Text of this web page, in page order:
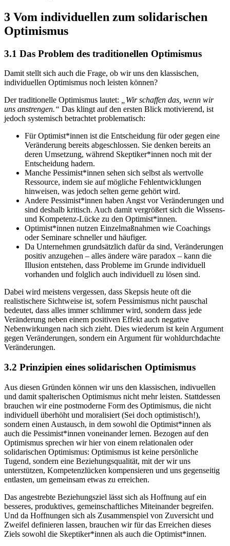
3 Vom individuellen zum solidarischen
Optimismus
3.1 Das Problem des traditionellen Optimismus
Damit stellt sich auch die Frage, ob wir uns den klassischen,
individuellen Optimismus noch leisten können?
Der traditionelle Optimismus lautet: „Wir schaffen das, wenn wir
uns anstrengen.“ Das klingt auf den ersten Blick motivierend, ist
jedoch systemisch betrachtet problematisch:
Für Optimist*innen ist die Entscheidung für oder gegen eine
Veränderung bereits abgeschlossen. Sie denken bereits an
deren Umsetzung, während Skeptiker*innen noch mit der
Entscheidung hadern.
Manche Pessimist*innen sehen sich selbst als wertvolle
Ressource, indem sie auf mögliche Fehlentwicklungen
hinweisen, was jedoch selten gerne gehört wird.
Andere Pessimist*innen haben Angst vor Veränderungen und
sind deshalb kritisch. Auch damit vergrößert sich die Wissens-
und Kompetenz-Lücke zu den Optimist*innen.
Optimist*innen nutzen Einzelmaßnahmen wie Coachings
oder Seminare schneller und häufiger.
Da Unternehmen grundsätzlich dafür da sind, Veränderungen
positiv anzugehen – alles ändere wäre paradox – kann die
Illusion entstehen, dass Probleme im Grunde individuell
vorhanden und folglich auch individuell zu lösen sind.
Dabei wird meistens vergessen, dass Skepsis heute oft die
realistischere Sichtweise ist, sofern Pessimismus nicht pauschal
bedeutet, dass alles immer schlimmer wird, sondern dass jede
Veränderung neben einem positiven Effekt auch negative
Nebenwirkungen nach sich zieht. Dies wiederum ist kein Argument
gegen Veränderungen, sondern ein Argument für wohldurchdachte
Veränderungen.
3.2 Prinzipien eines solidarischen Optimismus
Aus diesen Gründen können wir uns den klassischen, indivuellen
und damit spalterischen Optimismus nicht mehr leisten. Stattdessen
brauchen wir eine postmoderne Form des Optimismus, die nicht
individuell überhöht und moralisiert (Sei doch optimistisch!),
sondern einen Austausch, in dem sowohl die Optimist*innen als
auch die Pessimist*innen voneinander lernen. Bezogen auf den
Optimismus sprechen wir hier von einem relationalen oder
solidarischen Optimismus: Optimismus ist keine persönliche
Tugend, sondern eine Beziehungsqualität, mit der wir uns
unterstützen, Kompetenzlücken kompensieren und uns gegenseitig
entlasten, um gemeinsam etwas zu erreichen.
Das angestrebte Beziehungsziel lässt sich als Hoffnung auf ein
besseres, produktives, gemeinschaftliches Miteinander begreifen.
Und da Hoffnungen sich als Zusammenspiel von Zuversicht und
Zweifel definieren lassen, brauchen wir für das Erreichen dieses
Ziels sowohl die Skeptiker*innen als auch die Optimist*innen.